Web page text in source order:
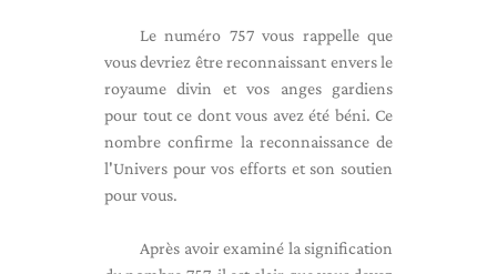
Le numéro 757 vous rappelle que
vous devriez être reconnaissant envers le
royaume divin et vos anges gardiens
pour tout ce dont vous avez été béni. Ce
nombre confirme la reconnaissance de
l'Univers pour vos efforts et son soutien
pour vous.
Après avoir examiné la signification